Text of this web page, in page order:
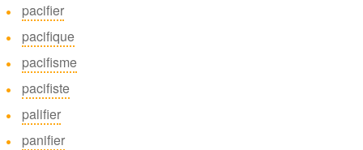
pacifier
pacifique
pacifisme
pacifiste
palifier
panifier